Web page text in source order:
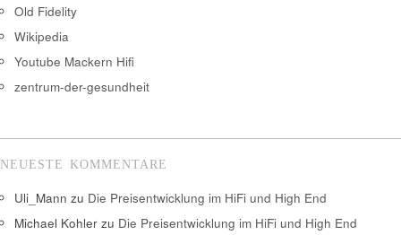
Old Fidelity
Wikipedia
Youtube Mackern Hifi
zentrum-der-gesundheit
NEUESTE KOMMENTARE
Uli_Mann zu Die Preisentwicklung im HiFi und High End
Michael Kohler zu Die Preisentwicklung im HiFi und High End